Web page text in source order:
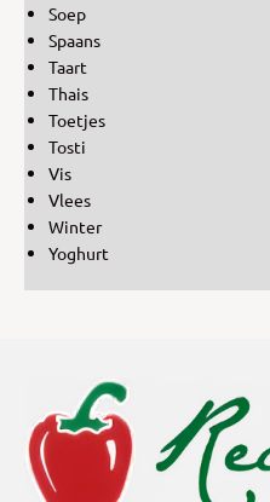
Soep
Spaans
Taart
Thais
Toetjes
Tosti
Vis
Vlees
Winter
Yoghurt